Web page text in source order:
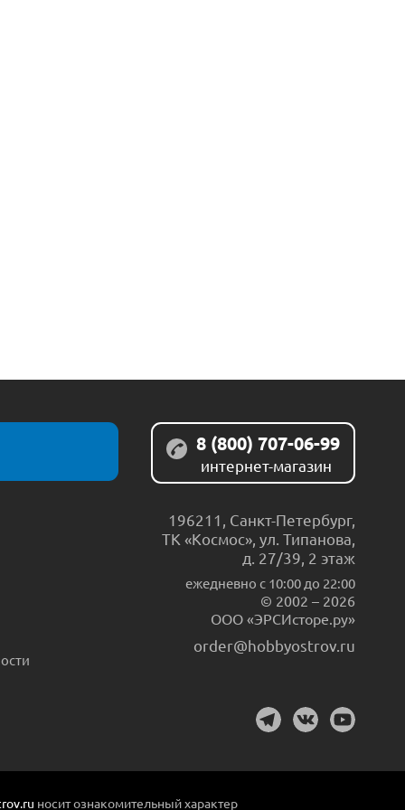
8 (800) 707-06-99
интернет-магазин
196211 Санкт-Петербург,
ТК «Космос», ул. Типанова,
д. 27/39, 2 этаж
ежедневно c 10:00 до 22:00
© 2002 – 2026
ООО «ЭРСИсторе.ру»
order@hobbyostrov.ru
носит ознакомительный характер